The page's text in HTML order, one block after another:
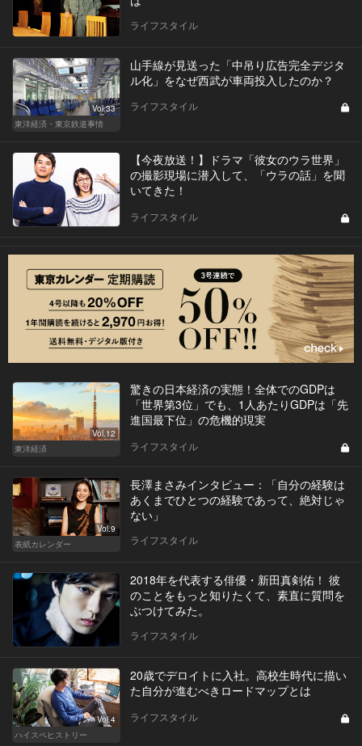
ライフスタイル
Vol.33
東洋経済・東京鉄道事情
山手線が見送った「中吊り広告完全デジタ
ル化」をなぜ西武が車両投入したのか？
ライフスタイル
【今夜放送！】ドラマ「彼女のウラ世界」
の撮影現場に潜入して、「ウラの話」を聞
いてきた！
ライフスタイル
Vol.12
東洋経済
驚きの日本経済の実態！全体でのGDPは
「世界第3位」でも、1人あたりGDPは「先
進国最下位」の危機的現実
ライフスタイル
Vol.9
表紙カレンダー
長澤まさみインタビュー：「自分の経験は
あくまでひとつの経験であって、絶対じゃ
ない」
ライフスタイル
2018年を代表する俳優・新田真剣佑！ 彼
のことをもっと知りたくて、素直に質問を
ぶつけてみた。
ライフスタイル
Vol.4
ハイスペヒストリー
20歳でデロイトに入社。高校生時代に描い
た自分が進むべきロードマップとは
ライフスタイル